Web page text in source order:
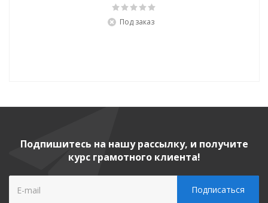
Под заказ
Подпишитесь на нашу рассылку, и получите
курс грамотного клиента!